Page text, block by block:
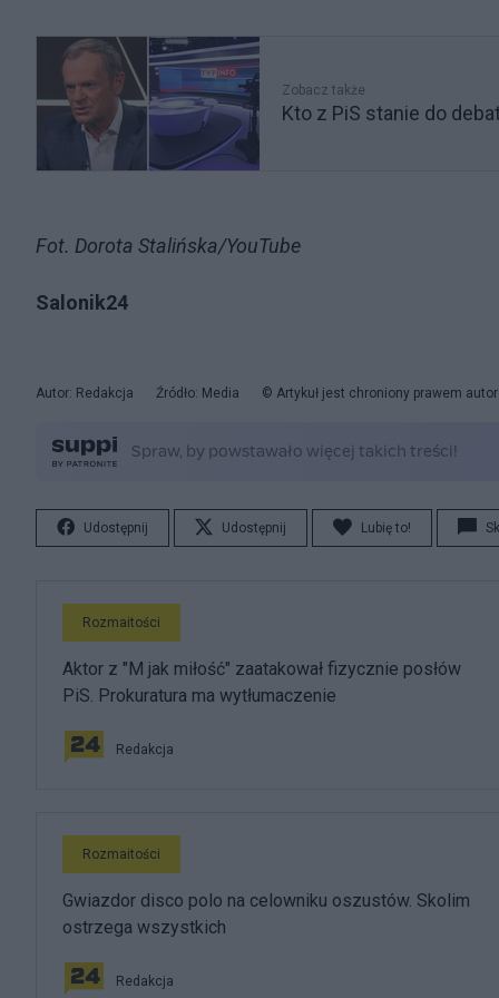
Zobacz także
Kto z PiS stanie do
Fot. Dorota Stalińska/YouTube
Salonik24
Autor: Redakcja Źródło: Media © Artykuł jest chroniony prawem
Udostępnij Udostępnij Lubię to!
Rozmaitości
Aktor z "M jak miłość" zaatakował fizycznie posłów
PiS. Prokuratura ma wytłumaczenie
Redakcja
Rozmaitości
Gwiazdor disco polo na celowniku oszustów. Skolim
ostrzega wszystkich
Redakcja